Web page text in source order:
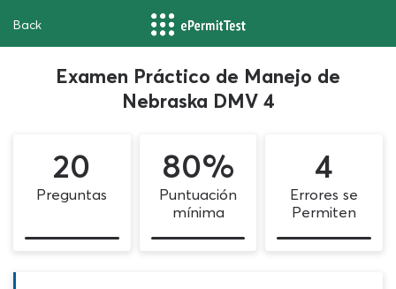
Back
Examen Práctico de Manejo de
Nebraska DMV 4
20
Preguntas
80%
Puntuación
mínima
4
Errores se
Permiten